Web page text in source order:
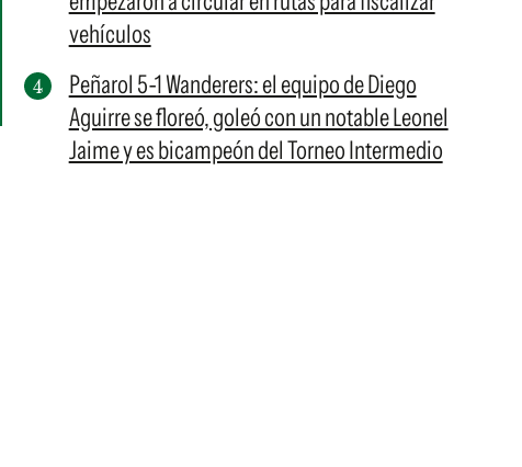
vehículos
Peñarol 5-1 Wanderers: el equipo de Diego
Aguirre se floreó, goleó con un notable Leonel
Jaime y es bicampeón del Torneo Intermedio